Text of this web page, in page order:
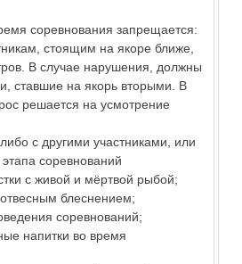
соревнования запрещается:
стоящим на якоре ближе,
В случае нарушения, должны
ставшие на якорь вторыми. В
решается на усмотрение
с другими участниками, или
соревнований
с живой и мёртвой рыбой;
блеснением;
соревнований;
напитки во время